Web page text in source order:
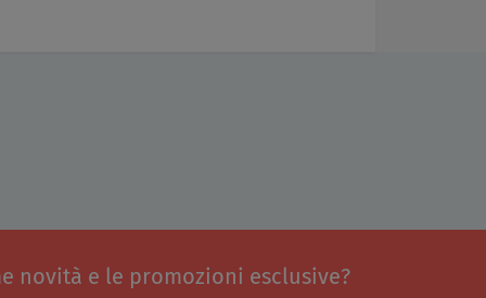
novità e le promozioni esclusive?